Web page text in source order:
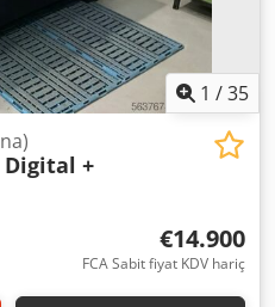
1 /35
Digital +
€14.900
FCA Sabit fiyat KDV hariç